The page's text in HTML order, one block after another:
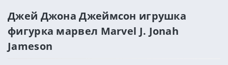
Джей Джона Джеймсон игрушка
фигурка марвел Marvel J. Jonah
Jameson